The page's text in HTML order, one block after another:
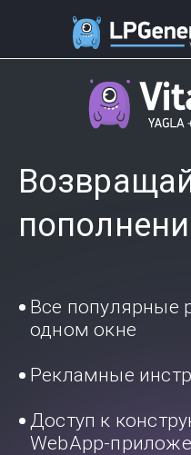
Все популярные
одном окне
Рекламные
Доступ к
WebApp-